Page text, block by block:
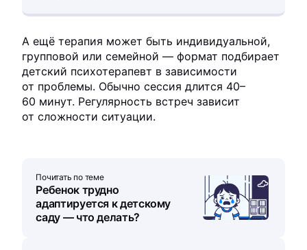
А ещё терапия может быть индивидуальной,
групповой или семейной — формат подбирает
детский психотерапевт в зависимости
от проблемы. Обычно сессия длится 40–
60 минут. Регулярность встреч зависит
от сложности ситуации.
Почитать по теме
Ребенок трудно
адаптируется к детскому
саду — что делать?